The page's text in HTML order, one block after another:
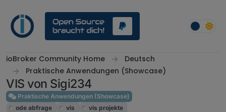
ioBroker Community Home
Deutsch
Praktische Anwendungen (Showcase)
VIS von Sigi234
Praktische Anwendungen (Showcase)
ode abfrage
vis
vis projekte